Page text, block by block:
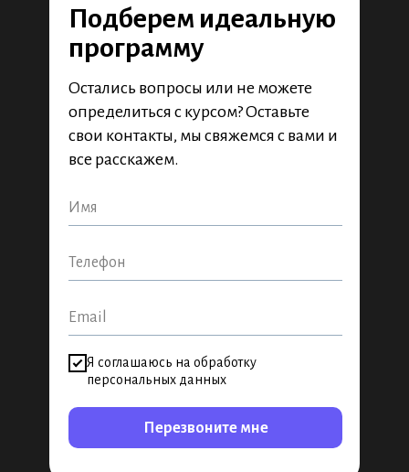
Я соглашаюсь на обработку
персональных данных
Перезвоните мне
Остались вопросы или не можете
определиться с курсом? Оставьте
свои контакты, мы свяжемся с вами и
все расскажем.
Подберем идеальную
программу